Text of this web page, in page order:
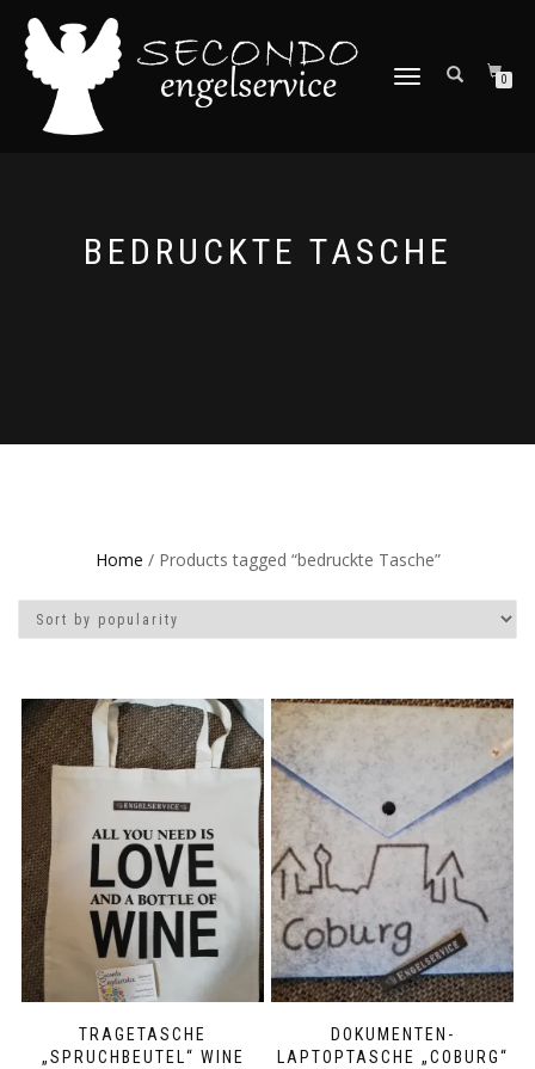
NAVIGATION
0
BEDRUCKTE TASCHE
Home / Products tagged “bedruckte Tasche”
TRAGETASCHE
„SPRUCHBEUTEL“ WINE
DOKUMENTEN-
LAPTOPTASCHE „COBURG“